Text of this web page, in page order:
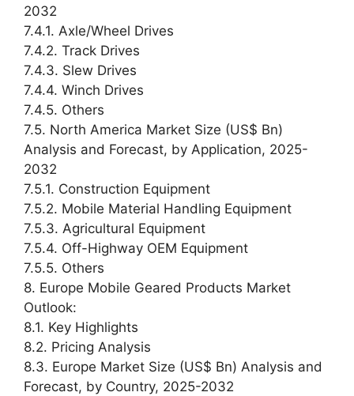
2032
7.4.1. Axle/Wheel Drives
7.4.2. Track Drives
7.4.3. Slew Drives
7.4.4. Winch Drives
7.4.5. Others
7.5. North America Market Size (US$ Bn)
Analysis and Forecast, by Application, 2025-
2032
7.5.1. Construction Equipment
7.5.2. Mobile Material Handling Equipment
7.5.3. Agricultural Equipment
7.5.4. Off-Highway OEM Equipment
7.5.5. Others
8. Europe Mobile Geared Products Market
Outlook:
8.1. Key Highlights
8.2. Pricing Analysis
8.3. Europe Market Size (US$ Bn) Analysis and
Forecast, by Country, 2025-2032